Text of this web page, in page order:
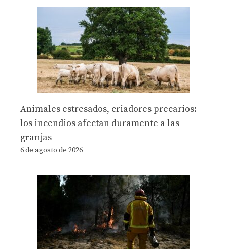
Animales estresados, criadores precarios:
los incendios afectan duramente a las
granjas
6 de agosto de 2026